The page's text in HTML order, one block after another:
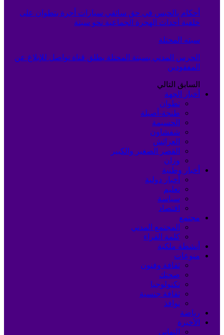
أحكام بالحبس في حق سائقي سيارات أجرة بتطوان على
خلفية أحداث الهجرة الجماعية نحو سبتة
سبته المحتلة
الحرس المدني بسبتة المحتلة يطلق قناة تواصل للإبلاغ عن
المفقودين
السابق التالي
أخبار الجهة
تطوان
طنجة-أصيلة
الحسيمة
شفشاون
العرائش
القصر الصغير والكبير
وزان
أخبار وطنية
أخبار دولية
تعليم
سياسة
اقتصاد
مجتمع
المجتمع المدني
كلمة القراء
أنشطة ملكية
منوعات
ثقافة وفنون
صحتك
تكنولوجيا
ثقافة جنسية
نوافذ
رياضة
الأخيرة
التهاني